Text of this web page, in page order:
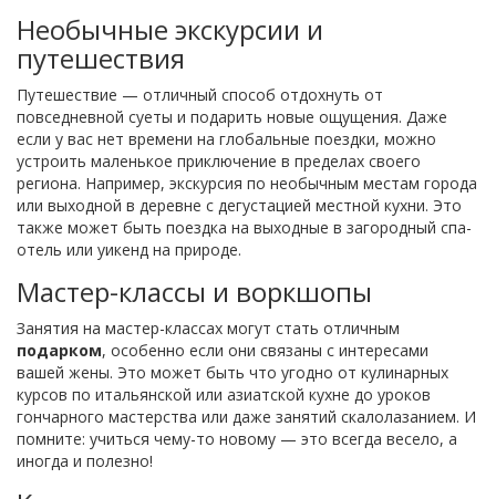
Необычные экскурсии и
путешествия
Путешествие — отличный способ отдохнуть от
повседневной суеты и подарить новые ощущения. Даже
если у вас нет времени на глобальные поездки, можно
устроить маленькое приключение в пределах своего
региона. Например, экскурсия по необычным местам города
или выходной в деревне с дегустацией местной кухни. Это
также может быть поездка на выходные в загородный спа-
отель или уикенд на природе.
Мастер-классы и воркшопы
Занятия на мастер-классах могут стать отличным
подарком, особенно если они связаны с интересами
вашей жены. Это может быть что угодно от кулинарных
курсов по итальянской или азиатской кухне до уроков
гончарного мастерства или даже занятий скалолазанием. И
помните: учиться чему-то новому — это всегда весело, а
иногда и полезно!